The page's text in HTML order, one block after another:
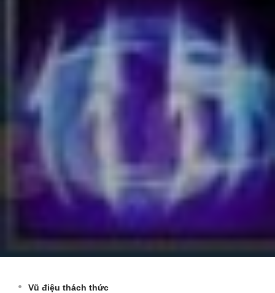
Vũ điệu thách thức